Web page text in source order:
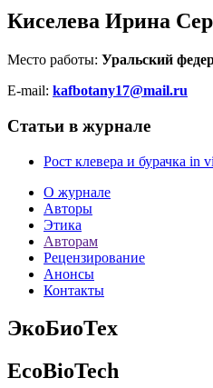
Киселева Ирина
Место работы: Уральский
E-mail: kafbotany17@mail.ru
Статьи в журнале
Рост клевера и бурачка in
О журнале
Авторы
Этика
Авторам
Рецензирование
Анонсы
Контакты
ЭкоБиоТех
EcoBioTech